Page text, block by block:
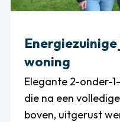
woning
Elegante 2-onder-
die na een
boven, uitgerust